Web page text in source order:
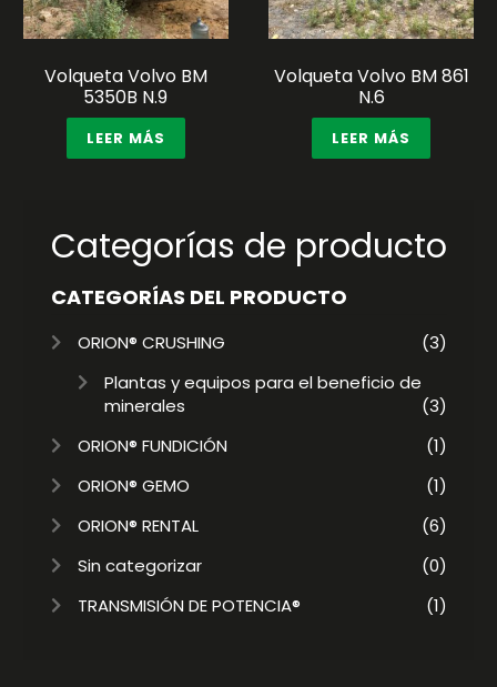
Volqueta Volvo BM
5350B N.9
LEER MÁS
Volqueta Volvo BM 861
N.6
LEER MÁS
Categorías de producto
CATEGORÍAS DEL PRODUCTO
ORION® CRUSHING
(3)
Plantas y equipos para el beneficio de
minerales
(3)
ORION® FUNDICIÓN
(1)
ORION® GEMO
(1)
ORION® RENTAL
(6)
Sin categorizar
(0)
TRANSMISIÓN DE POTENCIA®
(1)